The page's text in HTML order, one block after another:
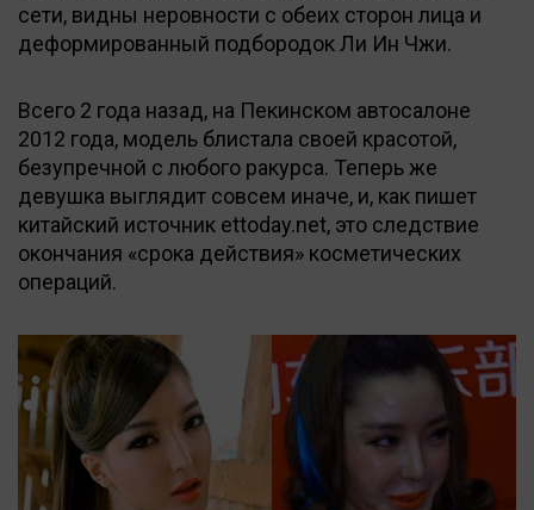
сети, видны неровности с обеих сторон лица и
деформированный подбородок Ли Ин Чжи.
Всего 2 года назад, на Пекинском автосалоне
2012 года, модель блистала своей красотой,
безупречной с любого ракурса. Теперь же
девушка выглядит совсем иначе, и, как пишет
китайский источник ettoday.net, это следствие
окончания «срока действия» косметических
операций.